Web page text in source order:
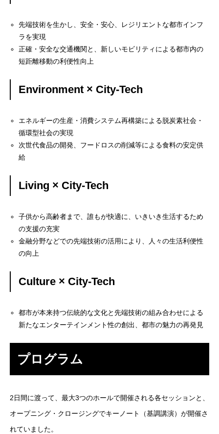
先端技術を生かし、安全・安心、レジリエントな都市インフ
ラを実現
正確・安全な交通機関と、新しいモビリティによる都市内の
短距離移動の利便性向上
Environment × City-Tech
エネルギーの生産・消費システム再構築による脱炭素社会・
循環型社会の実現
次世代食品の開発、フードロスの削減等による食料の安定供
給
Living × City-Tech
子供から高齢者まで、誰もが快適に、いきいき生活するため
の支援の充実
金融分野などでの先端技術の活用により、人々の生活利便性
の向上
Culture × City-Tech
都市が本来持つ伝統的な文化と先端技術の組み合わせによる
新たなエンターテインメント性の創出、都市の魅力の再発見
プログラム
2日間に渡って、最大3つのホールで開催される各セッションと、
オープニング・クロージングでキーノート（基調講演）が開催さ
れていました。